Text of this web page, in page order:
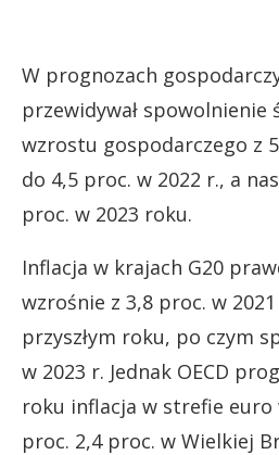
W prognozach
przewidywał spowolnienie
wzrostu gospodarczego z
do 4,5 proc. w 2022 r., a
proc. w 2023 roku.
Inflacja w krajach G20
wzrośnie z 3,8 proc. w
przyszłym roku, po czym
w 2023 r. Jednak OECD
roku inflacja w strefie euro
proc. 2,4 proc. w Wielkiej